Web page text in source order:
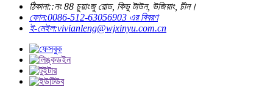
ঠিকানা::নং 88 চুয়াংজু রোড, কিডু টাউন, উজিয়াং, চীন।
ফোন:0086-512-63056903 এর বিবরণ
ই-মেইল:vivianleng@wjxinyu.com.cn